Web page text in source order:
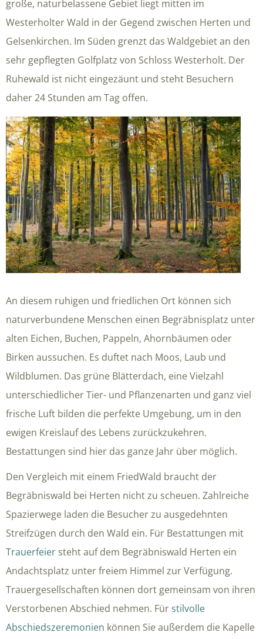
große, naturbelassene Gebiet liegt mitten im
Westerholter Wald in der Gegend zwischen Herten und
Gelsenkirchen. Im Süden grenzt das Waldgebiet an den
sehr gepflegten Golfplatz von Schloss Westerholt. Der
Ruhewald ist nicht eingezäunt und steht Besuchern
daher 24 Stunden am Tag offen.
An diesem ruhigen und friedlichen Ort können sich
naturverbundene Menschen einen Begräbnisplatz unter
alten Eichen, Buchen, Pappeln, Ahornbäumen oder
Birken aussuchen. Es duftet nach Moos, Laub und
Wildblumen. Das grüne Blätterdach, eine Vielzahl
unterschiedlicher Tier- und Pflanzenarten und ganz viel
frische Luft bilden die perfekte Umgebung, um in den
ewigen Kreislauf des Lebens zurückzukehren.
Bestattungen sind hier das ganze Jahr über möglich.
Den Vergleich mit einem FriedWald braucht der
Begräbniswald bei Herten nicht zu scheuen. Zahlreiche
Spazierwege laden die Besucher zu ausgedehnten
Streifzügen durch den Wald ein. Für Bestattungen mit
Trauerfeier steht auf dem Begräbniswald Herten ein
Andachtsplatz unter freiem Himmel zur Verfügung.
Trauergesellschaften können dort gemeinsam von ihren
Verstorbenen Abschied nehmen. Fürstilvolle
Abschiedszeremonien können Sie außerdem die Kapelle